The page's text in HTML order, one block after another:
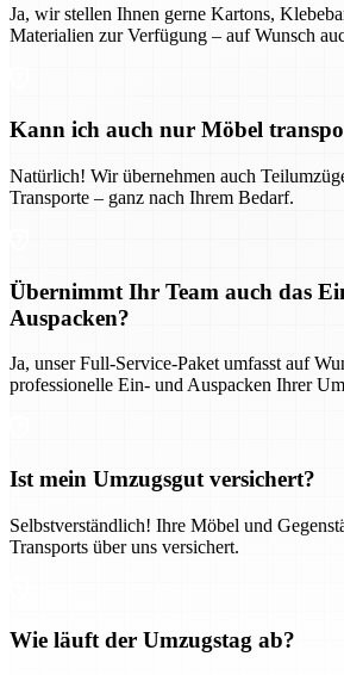
Ja, wir stellen Ihnen gerne Kartons,
Materialien zur Verfügung – auf Wunsch
Kann ich auch nur Möbel
Natürlich! Wir übernehmen auch
Transporte – ganz nach Ihrem Bedarf.
Übernimmt Ihr Team auch das
Auspacken?
Ja, unser Full-Service-Paket umfasst auf
professionelle Ein- und Auspacken Ihrer
Ist mein Umzugsgut versichert?
Selbstverständlich! Ihre Möbel und
Transports über uns versichert.
Wie läuft der Umzugstag ab?